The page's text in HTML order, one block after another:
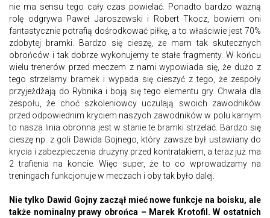
nie ma sensu tego cały czas powielać. Ponadto bardzo ważną
rolę odgrywa Paweł Jaroszewski i Robert Tkocz, bowiem oni
fantastycznie potrafią dośrodkować piłkę, a to właściwie jest 70%
zdobytej bramki. Bardzo się cieszę, że mam tak skutecznych
obrońców i tak dobrze wykonujemy te stałe fragmenty. W końcu
wielu trenerów przed meczem z nami wypowiada się, że dużo z
tego strzelamy bramek i wypada się cieszyć z tego, że zespoły
przyjeżdżają do Rybnika i boją się tego elementu gry. Chwała dla
zespołu, że choć szkoleniowcy uczulają swoich zawodników
przed odpowiednim kryciem naszych zawodników w polu karnym
to nasza linia obronna jest w stanie te bramki strzelać. Bardzo się
cieszę np. z goli Dawida Gojnego, który zawsze był ustawiany do
krycia i zabezpieczenia drużyny przed kontratakiem, a teraz już ma
2 trafienia na koncie. Więc super, że to co wprowadzamy na
treningach funkcjonuje w meczach i oby tak było dalej.
Nie tylko Dawid Gojny zaczął mieć nowe funkcje na boisku, ale
także nominalny prawy obrońca – Marek Krotofil. W ostatnich